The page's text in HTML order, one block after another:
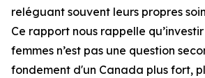
reléguant souvent leurs propres
Ce rapport nous rappelle
femmes n’est pas une question
fondement d'un Canada plus fort,